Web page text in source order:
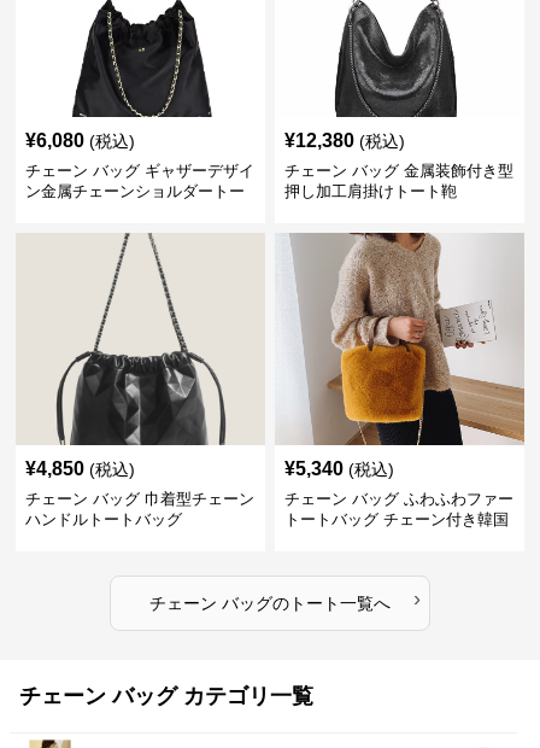
¥6,080 (税込)
チェーン バッグ ギャザーデザイ
ン金属チェーンショルダートー
¥12,380 (税込)
チェーン バッグ 金属装飾付き型
押し加工肩掛けトート鞄
¥4,850 (税込)
チェーン バッグ 巾着型チェーン
ハンドルトートバッグ
¥5,340 (税込)
チェーン バッグ ふわふわファー
トートバッグ チェーン付き韓国
チェーン バッグのトート一覧へ ›
チェーン バッグ カテゴリ一覧